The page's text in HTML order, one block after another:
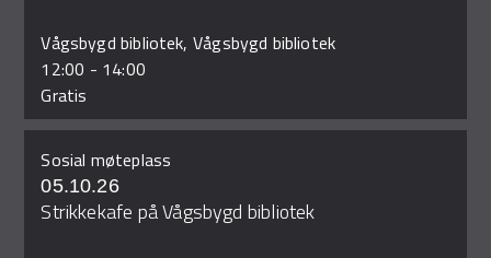
Vågsbygd bibliotek, Vågsbygd bibliotek
12:00 - 14:00
Gratis
Sosial møteplass
05.10.26
Strikkekafe på Vågsbygd bibliotek